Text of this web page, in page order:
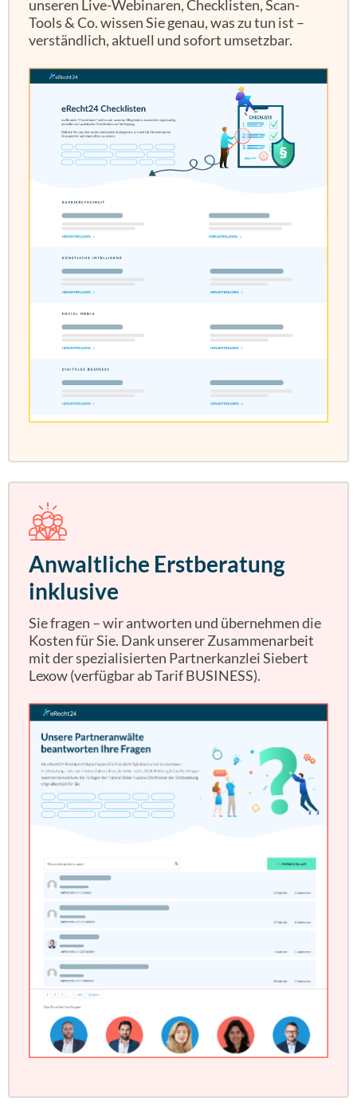
unseren Live-Webinaren, Checklisten, Scan-
Tools & Co. wissen Sie genau, was zu tun ist –
verständlich, aktuell und sofort umsetzbar.
Anwaltliche Erstberatung
inklusive
Sie fragen – wir antworten und übernehmen die
Kosten für Sie. Dank unserer Zusammenarbeit
mit der spezialisierten Partnerkanzlei Siebert
Lexow (verfügbar ab Tarif BUSINESS).